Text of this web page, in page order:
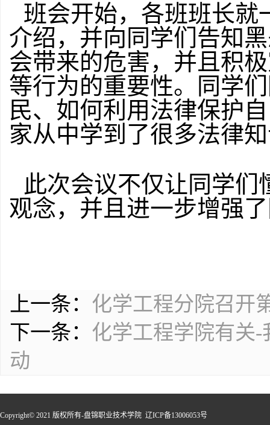
班会开始，各班班长就
介绍，并向同学们告知
会带来的危害，并且积
等行为的重要性。同学
民、如何利用法律保护
家从中学到了很多法律
此次会议不仅让同学们
观念，并且进一步增强
上一条： 化学工程分院召开
下一条： 化学工程学院有关
动
Copyright© 2021 版权所有-盘锦职业技术学院 辽ICP备13006053号